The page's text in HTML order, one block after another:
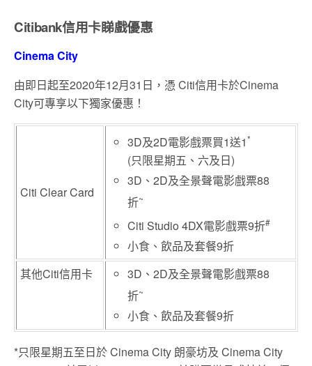
Citibank信用卡睇戲優惠
Cinema City
由即日起至2020年12月31日，憑 Citi信用卡於Cinema
City可專享以下獨家優惠！
Citi Clear Card
3D及2D電影戲票買1送1*
(只限星期五、六及日)
3D、2D及全景聲電影戲票88
折~
Citi Studio 4DX電影戲票9折#
小食、飲品及套餐9折
其他Citi信用卡
3D、2D及全景聲電影戲票88
折~
小食、飲品及套餐9折
*只限星期五至日於 Cinema City 朗豪坊及 Cinema City